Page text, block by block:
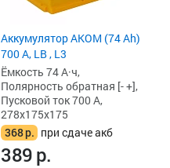
Аккумулятор AKOM (74 Ah)
700 А, LB , L3
Ёмкость 74 А·ч,
Полярность обратная [- +],
Пусковой ток 700 А,
278x175x175
368р. при сдаче акб
389р.